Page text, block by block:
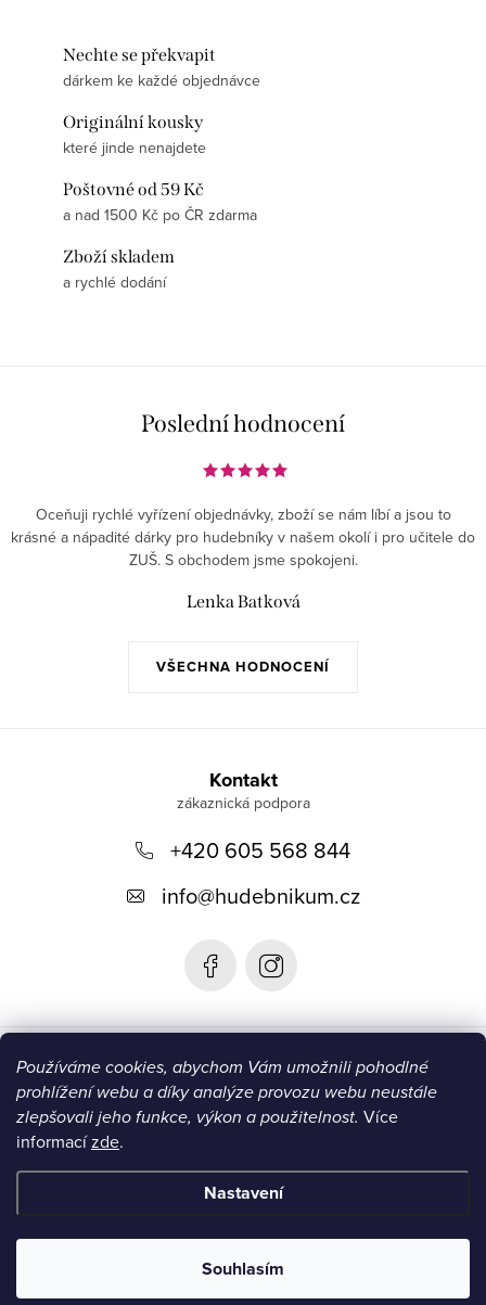
Používáme cookies, abychom Vám umožnili pohodlné
prohlížení webu a díky analýze provozu webu neustále
zlepšovali jeho funkce, výkon a použitelnost. Více
informacízde.
Nastavení
Souhlasím
Nechte se překvapit
dárkem ke každé objednávce
Originální kousky
které jinde nenajdete
Poštovné od 59 Kč
a nad 1500 Kč po ČR zdarma
Zboží skladem
a rychlé dodání
Poslední hodnocení
VŠECHNA HODNOCENÍ
Oceňuji rychlé vyřízení objednávky, zboží se nám líbí a jsou to
krásné a nápadité dárky pro hudebníky v našem okolí i pro učitele do
ZUŠ. S obchodem jsme spokojeni.
Lenka Batková
Kontakt
+420 605 568 844
info@hudebnikum.cz
Informace
Blog
Instagram
Copyright 2026HUDEBNIKUM.CZ. Všechna práva vyhrazena.